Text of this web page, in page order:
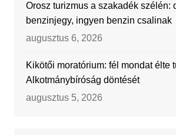
Orosz turizmus a szakadék szélén:
benzinjegy, ingyen benzin csalinak
augusztus 6, 2026
Kikötői moratórium: fél mondat élte
Alkotmánybíróság döntését
augusztus 5, 2026